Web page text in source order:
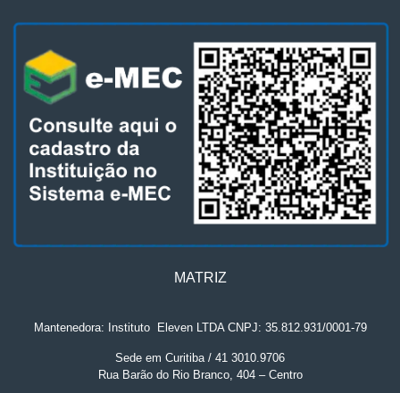
MATRIZ
Mantenedora: Instituto. Eleven LTDA CNPJ: 35.812.931/0001-79
Sede em Curitiba / 41 3010.9706
Rua Barão do Rio Branco, 404 – Centro